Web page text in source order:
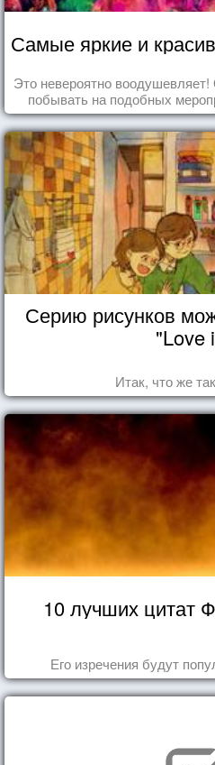
Самые яркие и
Это невероятно воодушевляет!
побывать на подобных
Серию рисунков
"Love
Итак, что же
10 лучших цитат
Его изречения будут